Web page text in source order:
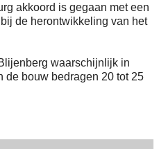
akkoord is gegaan met een
de herontwikkeling van het
waarschijnlijk in
de bouw bedragen 20 tot 25